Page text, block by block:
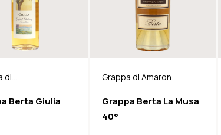
di
Berta Giulia
Grappa di Amarone
Grappa Berta La Musa
40°